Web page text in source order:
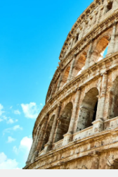
Externaliza
Conexión
Integra los RR.
Plataforma
Funciones
Startups
Soluciones
empresas en
Mediana
Amplía tu
personalizadas.
Empresa
RR. HH.
APRENDIZAJE
Guías y recursos
Casos prácticos
Glosario de RR.
Listas de
Biblioteca de
Italiano
Português
日本語